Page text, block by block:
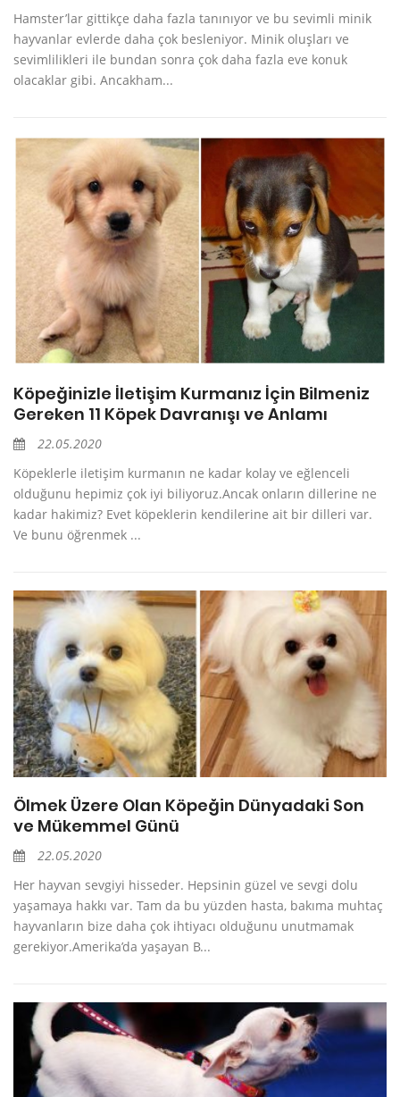
Hamster’lar gittikçe daha fazla tanınıyor ve bu sevimli minik
hayvanlar evlerde daha çok besleniyor. Minik oluşları ve
sevimlilikleri ile bundan sonra çok daha fazla eve konuk
olacaklar gibi. Ancakham...
Köpeğinizle İletişim Kurmanız İçin Bilmeniz
Gereken 11 Köpek Davranışı ve Anlamı
22.05.2020
Köpeklerle iletişim kurmanın ne kadar kolay ve eğlenceli
olduğunu hepimiz çok iyi biliyoruz.Ancak onların dillerine ne
kadar hakimiz? Evet köpeklerin kendilerine ait bir dilleri var.
Ve bunu öğrenmek ...
Ölmek Üzere Olan Köpeğin Dünyadaki Son
ve Mükemmel Günü
22.05.2020
Her hayvan sevgiyi hisseder. Hepsinin güzel ve sevgi dolu
yaşamaya hakkı var. Tam da bu yüzden hasta, bakıma muhtaç
hayvanların bize daha çok ihtiyacı olduğunu unutmamak
gerekiyor.Amerika’da yaşayan B...